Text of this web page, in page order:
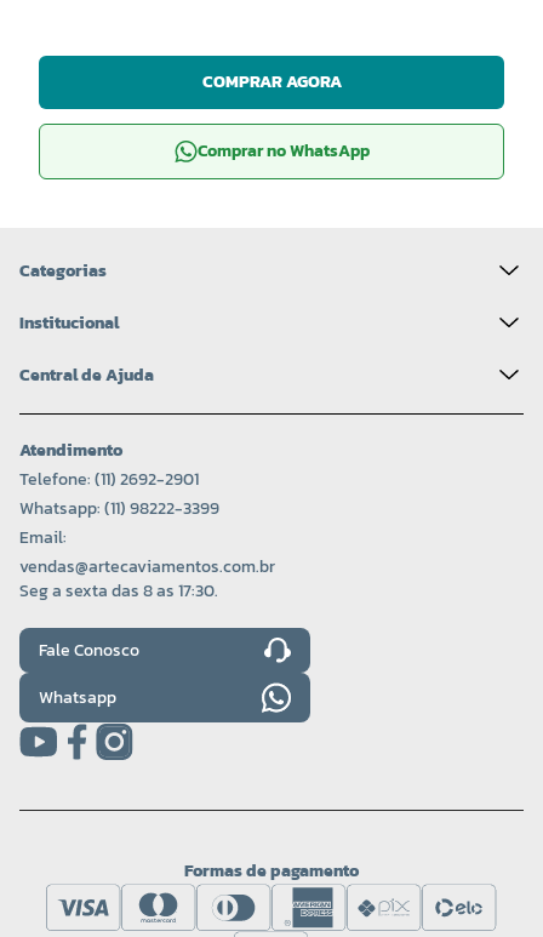
COMPRAR AGORA
Comprar no WhatsApp
Categorias
Institucional
Central de Ajuda
Atendimento
Telefone: (11) 2692-2901
Whatsapp: (11) 98222-3399
Email:
vendas@artecaviamentos.com.br
Seg a sexta das 8 as 17:30.
Fale Conosco
Whatsapp
Formas de pagamento